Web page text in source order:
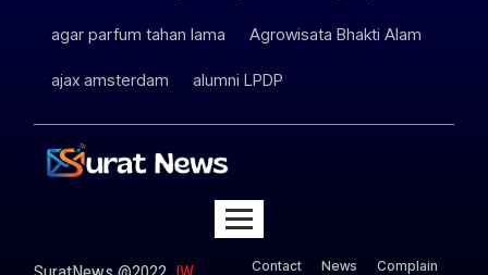
agar parfum tahan lama Agrowisata Bhakti Alam
ajax amsterdam alumni LPDP
Contact News Complain